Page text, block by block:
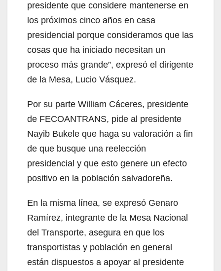
presidente que considere mantenerse en
los próximos cinco años en casa
presidencial porque consideramos que las
cosas que ha iniciado necesitan un
proceso más grande”, expresó el dirigente
de la Mesa, Lucio Vásquez.
Por su parte William Cáceres, presidente
de FECOANTRANS, pide al presidente
Nayib Bukele que haga su valoración a fin
de que busque una reelección
presidencial y que esto genere un efecto
positivo en la población salvadoreña.
En la misma línea, se expresó Genaro
Ramírez, integrante de la Mesa Nacional
del Transporte, asegura en que los
transportistas y población en general
están dispuestos a apoyar al presidente